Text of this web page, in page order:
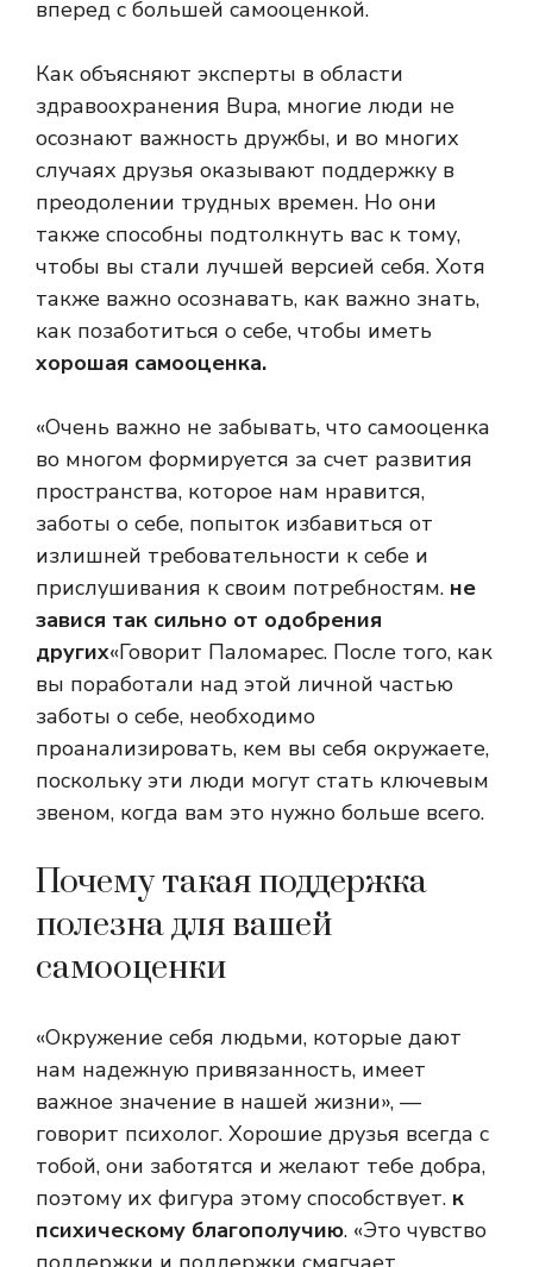
вперед с большей самооценкой.
Как объясняют эксперты в области
здравоохранения Bupa, многие люди не
осознают важность дружбы, и во многих
случаях друзья оказывают поддержку в
преодолении трудных времен. Но они
также способны подтолкнуть вас к тому,
чтобы вы стали лучшей версией себя. Хотя
также важно осознавать, как важно знать,
как позаботиться о себе, чтобы иметь
хорошая самооценка.
«Очень важно не забывать, что самооценка
во многом формируется за счет развития
пространства, которое нам нравится,
заботы о себе, попыток избавиться от
излишней требовательности к себе и
прислушивания к своим потребностям. не
завися так сильно от одобрения
других«Говорит Паломарес. После того, как
вы поработали над этой личной частью
заботы о себе, необходимо
проанализировать, кем вы себя окружаете,
поскольку эти люди могут стать ключевым
звеном, когда вам это нужно больше всего.
Почему такая поддержка
полезна для вашей
самооценки
«Окружение себя людьми, которые дают
нам надежную привязанность, имеет
важное значение в нашей жизни», —
говорит психолог. Хорошие друзья всегда с
тобой, они заботятся и желают тебе добра,
поэтому их фигура этому способствует. к
психическому благополучию. «Это чувство